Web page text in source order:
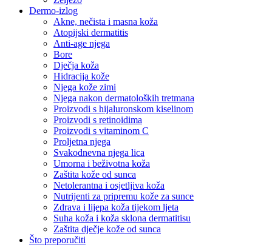
Dermo-izlog
Akne, nečista i masna koža
Atopijski dermatitis
Anti-age njega
Bore
Dječja koža
Hidracija kože
Njega kože zimi
Njega nakon dermatoloških tretmana
Proizvodi s hijaluronskom kiselinom
Proizvodi s retinoidima
Proizvodi s vitaminom C
Proljetna njega
Svakodnevna njega lica
Umorna i beživotna koža
Zaštita kože od sunca
Netolerantna i osjetljiva koža
Nutrijenti za pripremu kože za sunce
Zdrava i lijepa koža tijekom ljeta
Suha koža i koža sklona dermatitisu
Zaštita dječje kože od sunca
Što preporučiti